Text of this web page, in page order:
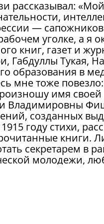
рассказывал:
—
уголке, а я
книг, газет и
Габдуллы Тукая,
образования в
мне тоже
имя
Владимировны
созданных
году стихи,
книги.
секретарем
молодежи,